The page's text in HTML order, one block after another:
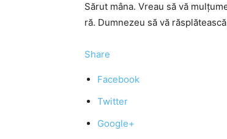
Sărut mâna. Vreau să vă
ră. Dumnezeu să vă
Share
Facebook
Twitter
Google+